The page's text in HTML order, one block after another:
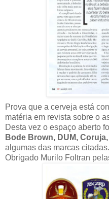
Prova que a cerveja está
matéria em revista sobre o
Desta vez o espaço aberto
Bode Brown, DUM,
algumas das marcas citadas.
Obrigado Murilo Foltran